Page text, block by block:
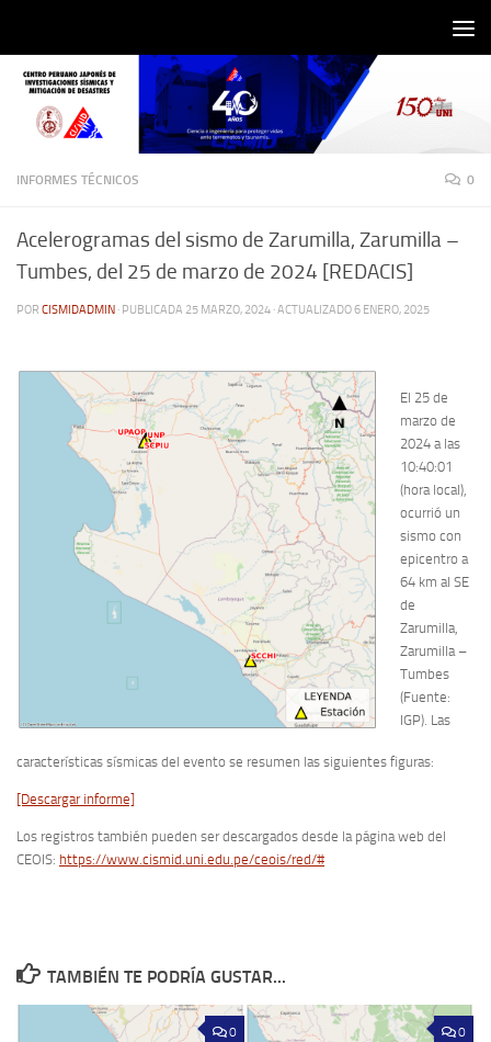
INFORMES TÉCNICOS 0
Acelerogramas del sismo de Zarumilla, Zarumilla –
Tumbes, del 25 de marzo de 2024 [REDACIS]
POR CISMIDADMIN · PUBLICADA 25 MARZO, 2024 · ACTUALIZADO6 ENERO, 2025
El 25 de
marzo de
2024 a las
10:40:01
(hora local),
ocurrió un
sismo con
epicentro a
64 km al SE
de
Zarumilla,
Zarumilla –
Tumbes
(Fuente:
IGP). Las
características sísmicas del evento se resumen las siguientes figuras:
[Descargar informe]
Los registros también pueden ser descargados desde la página web del
CEOIS: https://www.cismid.uni.edu.pe/ceois/red/#
TAMBIÉN TE PODRÍA GUSTAR...
0 0